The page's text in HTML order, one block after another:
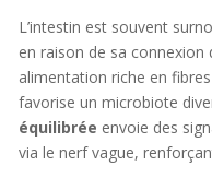
L’intestin est souvent
en raison de sa connexion
alimentation riche en
favorise un microbiote
équilibrée envoie des
via le nerf vague,